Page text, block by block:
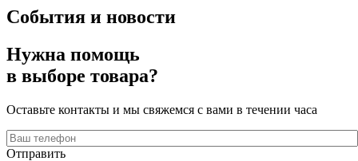
События и новости
Нужна помощь
в выборе товара?
Оставьте контакты и мы свяжемся с вами в течении часа
Отправить